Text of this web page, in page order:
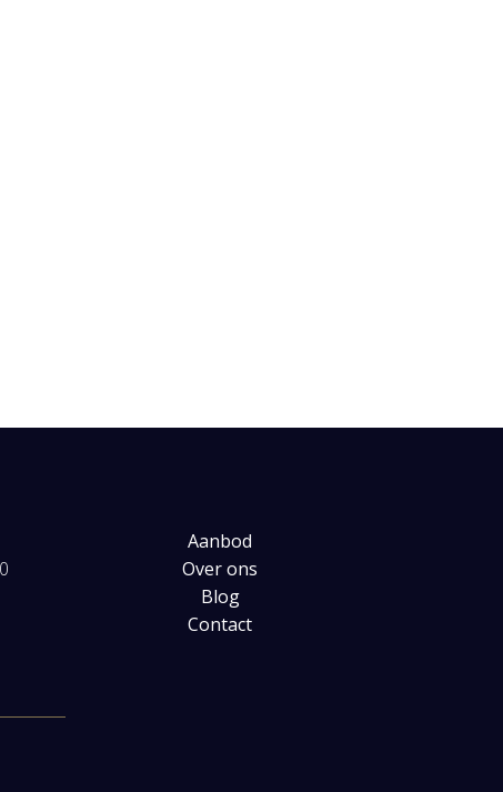
Aanbod
Over ons
Blog
Contact